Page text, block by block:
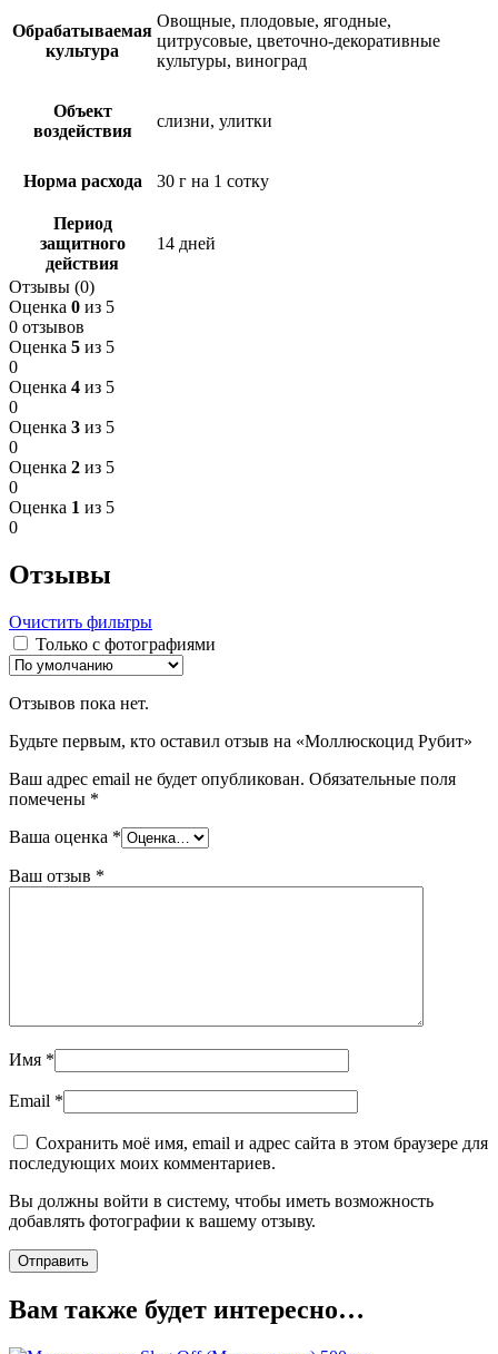
Обрабатываемая
культура
Овощные, плодовые, ягодные,
цитрусовые, цветочно-декоративные
культуры, виноград
Объект
воздействия
слизни, улитки
Норма расхода 30 г на 1 сотку
Период
защитного
действия
14 дней
Отзывы (0)
Оценка 0 из 5
0 отзывов
Оценка 5 из 5
0
Оценка 4 из 5
0
Оценка 3 из 5
0
Оценка 2 из 5
0
Оценка 1 из 5
0
Отзывы
Очистить фильтры
Только с фотографиями
Отзывов пока нет.
Будьте первым, кто оставил отзыв на «Моллюскоцид Рубит»
Ваш адрес email не будет опубликован. Обязательные поля
помечены *
Ваша оценка *
Ваш отзыв *
Имя *
Email *
Сохранить моё имя, email и адрес сайта в этом браузере для
последующих моих комментариев.
Вы должны войти в систему, чтобы иметь возможность
добавлять фотографии к вашему отзыву.
Вам также будет интересно…